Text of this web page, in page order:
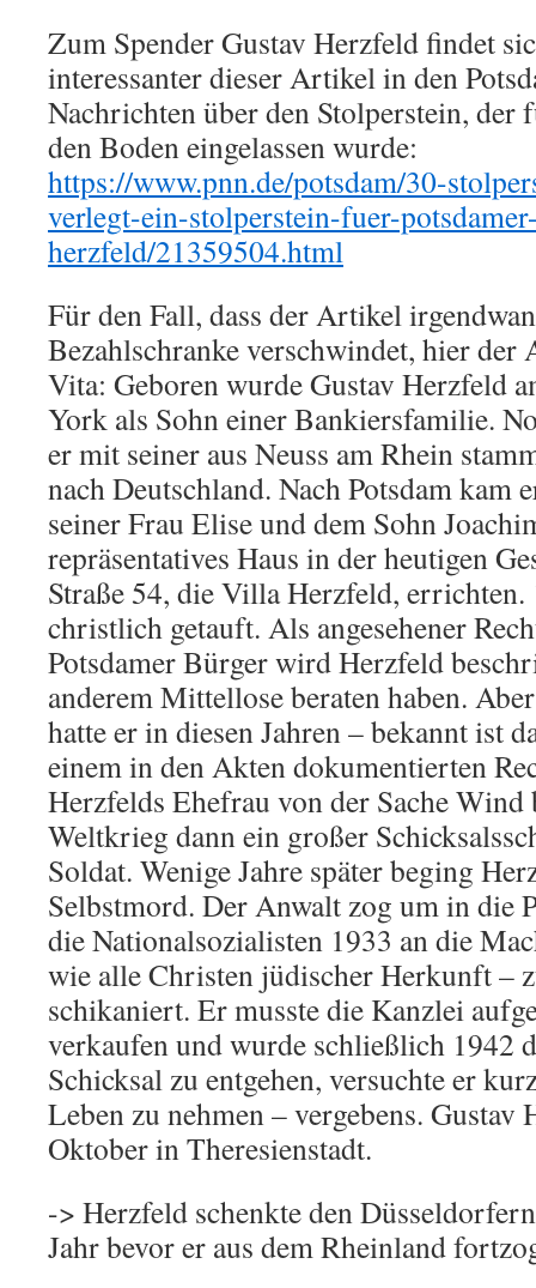
Zum Spender Gustav Herzfeld findet
interessanter dieser Artikel in den
Nachrichten über den Stolperstein, der
den Boden eingelassen wurde:
https://www.pnn.de/potsdam/30-
verlegt-ein-stolperstein-fuer-
herzfeld/21359504.html
Für den Fall, dass der Artikel
Bezahlschranke verschwindet, hier der
Vita: Geboren wurde Gustav Herzfeld
York als Sohn einer Bankiersfamilie.
er mit seiner aus Neuss am Rhein
nach Deutschland. Nach Potsdam kam
seiner Frau Elise und dem Sohn
repräsentatives Haus in der heutigen
Straße 54, die Villa Herzfeld, errichten.
christlich getauft. Als angesehener
Potsdamer Bürger wird Herzfeld
anderem Mittellose beraten haben.
hatte er in diesen Jahren – bekannt ist
einem in den Akten dokumentierten
Herzfelds Ehefrau von der Sache
Weltkrieg dann ein großer
Soldat. Wenige Jahre später beging
Selbstmord. Der Anwalt zog um in die
die Nationalsozialisten 1933 an die
wie alle Christen jüdischer Herkunft –
schikaniert. Er musste die Kanzlei
verkaufen und wurde schließlich 1942
Schicksal zu entgehen, versuchte er
Leben zu nehmen – vergebens. Gustav
Oktober in Theresienstadt.
-> Herzfeld schenkte den
Jahr bevor er aus dem Rheinland